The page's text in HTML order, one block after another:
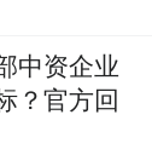
中资企业
？官方回